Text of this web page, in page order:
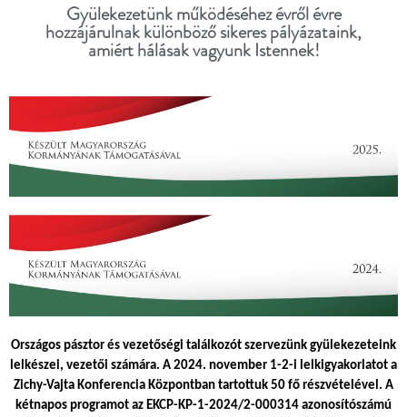
Gyülekezetünk működéséhez évről évre
hozzájárulnak különböző sikeres pályázataink,
amiért hálásak vagyunk Istennek!
Országos pásztor és vezetőségi találkozót szervezünk gyülekezeteink
lelkészei, vezetői számára. A 2024. november 1-2-i lelkigyakorlatot a
Zichy-Vajta Konferencia Központban tartottuk 50 fő részvételével. A
kétnapos programot az EKCP-KP-1-2024/2-000314 azonosítószámú